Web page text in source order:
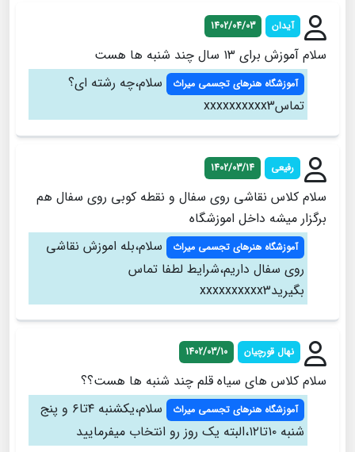
آیدان 1402/04/03
سلام آموزش برای ۱۳ سال چند شنبه‌ ها هست
آموزشگاه هنرهای تجسمی میراث
سلام،چه رشته ای؟
تماسxxxxxxxxxx3
رفیعی 1402/03/14
سلام کلاس نقاشی روی سفال و نقطه کوبی روی سفال هم
برگزار میشه داخل اموزشگاه
آموزشگاه هنرهای تجسمی میراث
سلام،بله اموزش نقاشی
روی سفال داریم،شرایط لطفا تماس
بگیریدxxxxxxxxxx3
نهال قورچیان 1402/03/10
سلام کلاس های سیاه قلم چند شنبه ها هست؟؟
آموزشگاه هنرهای تجسمی میراث
سلام،یکشنبه ۴تا۶ و پنج
شنبه ۱۰تا۱۲،البته یک روز رو انتخاب میفرمایید